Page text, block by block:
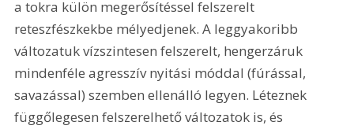
a tokra külön megerősítéssel felszerelt
reteszfészkekbe mélyedjenek. A leggyakoribb
változatuk vízszintesen felszerelt, hengerzáruk
mindenféle agresszív nyitási móddal (fúrással,
savazással) szemben ellenálló legyen. Léteznek
függőlegesen felszerelhető változatok is, és